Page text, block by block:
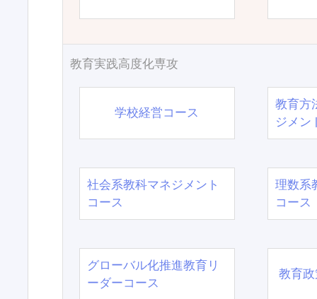
教育実践高度化専攻
学校経営コース
教育方
ジメン
社会系教科マネジメント
コース
理数系
コース
グローバル化推進教育リ
ーダーコース
教育